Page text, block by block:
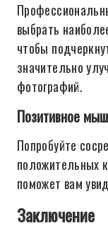
выбрать
чтобы
значительно
фотографий.
Позитивное
Попробуйте
положительных
поможет вам
Заключение